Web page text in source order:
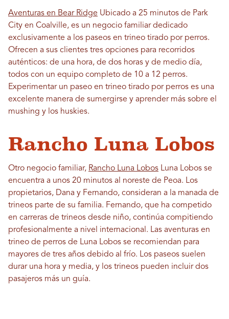
Aventuras en Bear Ridge Ubicado a 25 minutos de Park
City en Coalville, es un negocio familiar dedicado
exclusivamente a los paseos en trineo tirado por perros.
Ofrecen a sus clientes tres opciones para recorridos
auténticos: de una hora, de dos horas y de medio día,
todos con un equipo completo de 10 a 12 perros.
Experimentar un paseo en trineo tirado por perros es una
excelente manera de sumergirse y aprender más sobre el
mushing y los huskies.
Rancho Luna Lobos
Otro negocio familiar, Rancho Luna Lobos Luna Lobos se
encuentra a unos 20 minutos al noreste de Peoa. Los
propietarios, Dana y Fernando, consideran a la manada de
trineos parte de su familia. Fernando, que ha competido
en carreras de trineos desde niño, continúa compitiendo
profesionalmente a nivel internacional. Las aventuras en
trineo de perros de Luna Lobos se recomiendan para
mayores de tres años debido al frío. Los paseos suelen
durar una hora y media, y los trineos pueden incluir dos
pasajeros más un guía.